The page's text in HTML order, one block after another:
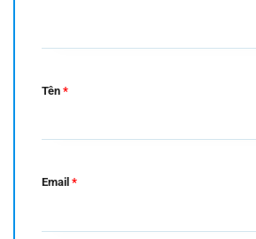
Tên *
Email *